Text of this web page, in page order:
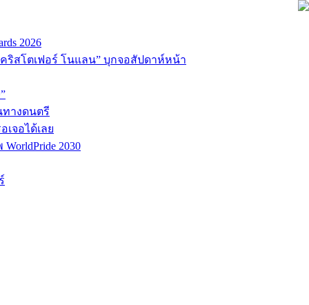
2026
คริสโตเฟอร์ โนแลน” บุกจอสัปดาห์หน้า
ทางดนตรี
จอได้เลย
2030